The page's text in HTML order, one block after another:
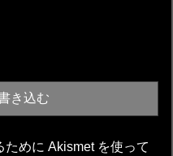
き込む
めに Akismet を使って